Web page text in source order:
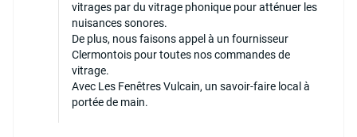
vitrages par du vitrage phonique pour atténuer les
nuisances sonores.
De plus, nous faisons appel à un fournisseur
Clermontois pour toutes nos commandes de
vitrage.
Avec Les Fenêtres Vulcain, un savoir-faire local à
portée de main.